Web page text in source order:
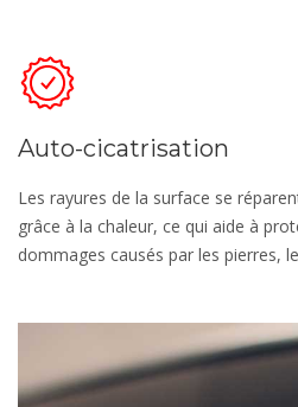
Auto-cicatrisation
Les rayures de la surface se
grâce à la chaleur, ce qui aide à
dommages causés par les pierres,